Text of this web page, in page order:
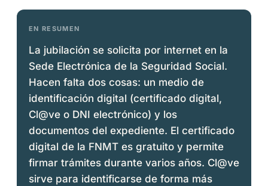
EN RESUMEN
La jubilación se solicita por internet en la
Sede Electrónica de la Seguridad Social.
Hacen falta dos cosas: un medio de
identificación digital (certificado digital,
Cl@ve o DNI electrónico) y los
documentos del expediente. El certificado
digital de la FNMT es gratuito y permite
firmar trámites durante varios años. Cl@ve
sirve para identificarse de forma más